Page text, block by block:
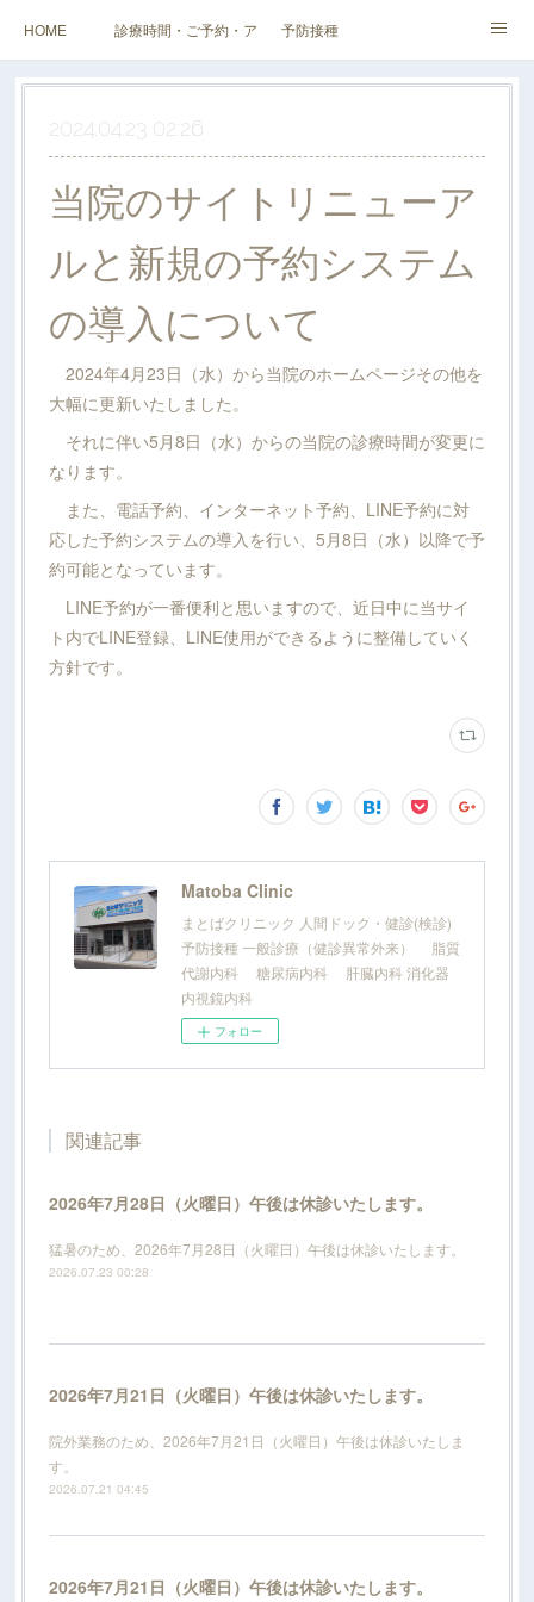
HOME 診療時間・ご予約・アクセス予防接種
健診（検診）・人間ドック・その他外来
企業健診 スタッフ・当院紹介
2024.04.23 02:26
当院のサイトリニューア
ルと新規の予約システム
の導入について
2024年4月23日（水）から当院のホームページその他を
大幅に更新いたしました。
それに伴い5月8日（水）からの当院の診療時間が変更に
なります。
また、電話予約、インターネット予約、LINE予約に対
応した予約システムの導入を行い、5月8日（水）以降で予
約可能となっています。
LINE予約が一番便利と思いますので、近日中に当サイ
ト内でLINE登録、LINE使用ができるように整備していく
方針です。
Matoba Clinic
まとばクリニック 人間ドック・健診(検診)
予防接種 一般診療（健診異常外来） 脂質
代謝内科 糖尿病内科 肝臓内科 消化器
内視鏡内科
フォロー
関連記事
2026年7月28日（火曜日）午後は休診いたします。
猛暑のため、2026年7月28日（火曜日）午後は休診いたします。
2026.07.23 00:28
2026年7月21日（火曜日）午後は休診いたします。
院外業務のため、2026年7月21日（火曜日）午後は休診いたしま
す。
2026.07.21 04:45
2026年7月21日（火曜日）午後は休診いたします。